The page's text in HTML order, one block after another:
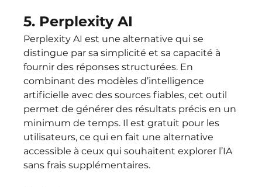
5. Perplexity AI
Perplexity AI est une alternative qui se
distingue par sa simplicité et sa capacité à
fournir des réponses structurées. En
combinant des modèles d’intelligence
artificielle avec des sources fiables, cet outil
permet de générer des résultats précis en un
minimum de temps. Il est gratuit pour les
utilisateurs, ce qui en fait une alternative
accessible à ceux qui souhaitent explorer l’IA
sans frais supplémentaires.